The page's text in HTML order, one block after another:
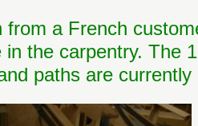
from a French
in the carpentry. The
paths are